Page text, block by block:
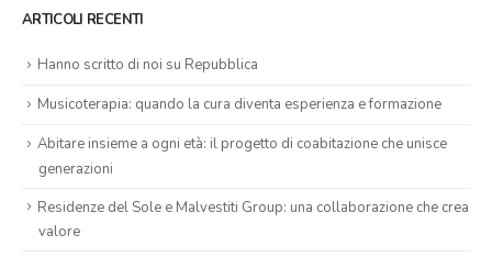
ARTICOLI RECENTI
Hanno scritto di noi su Repubblica
Musicoterapia: quando la cura diventa esperienza e formazione
Abitare insieme a ogni età: il progetto di coabitazione che unisce
generazioni
Residenze del Sole e Malvestiti Group: una collaborazione che crea
valore